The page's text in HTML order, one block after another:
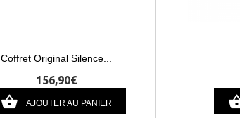
Coffret Original Silence...
156,90€
AJOUTER AU PANIER